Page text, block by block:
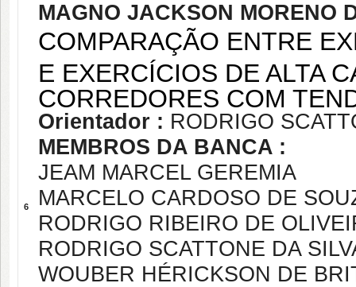
6
MAGNO JACKSON MORENO
COMPARAÇÃO ENTRE
E EXERCÍCIOS DE ALTA
CORREDORES COM
Orientador : RODRIGO
MEMBROS DA BANCA :
JEAM MARCEL GEREMIA
MARCELO CARDOSO DE
RODRIGO RIBEIRO DE
RODRIGO SCATTONE DA
WOUBER HÉRICKSON DE